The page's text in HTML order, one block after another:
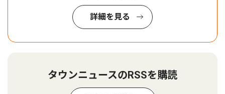
詳細を見る
タウンニュースのRSSを購読